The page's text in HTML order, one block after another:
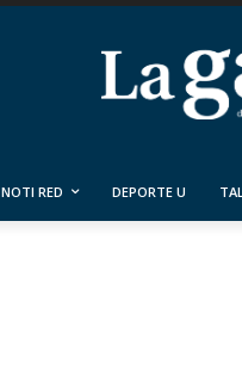
NOTI RED DEPORTE U